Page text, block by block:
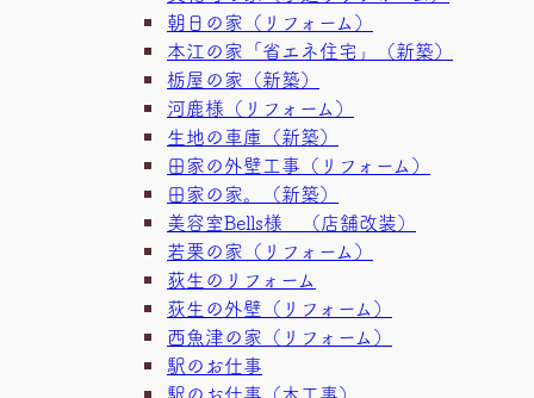
朝日の家（リフォーム）
本江の家「省エネ住宅」（新築）
栃屋の家（新築）
河鹿様（リフォーム）
生地の車庫（新築）
田家の外壁工事（リフォーム）
田家の家。（新築）
美容室Bells様 （店舗改装）
若栗の家（リフォーム）
荻生のリフォーム
荻生の外壁（リフォーム）
西魚津の家（リフォーム）
駅のお仕事